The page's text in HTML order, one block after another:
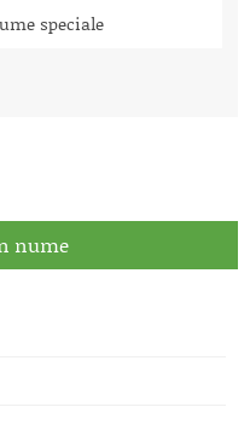
speciale
nume